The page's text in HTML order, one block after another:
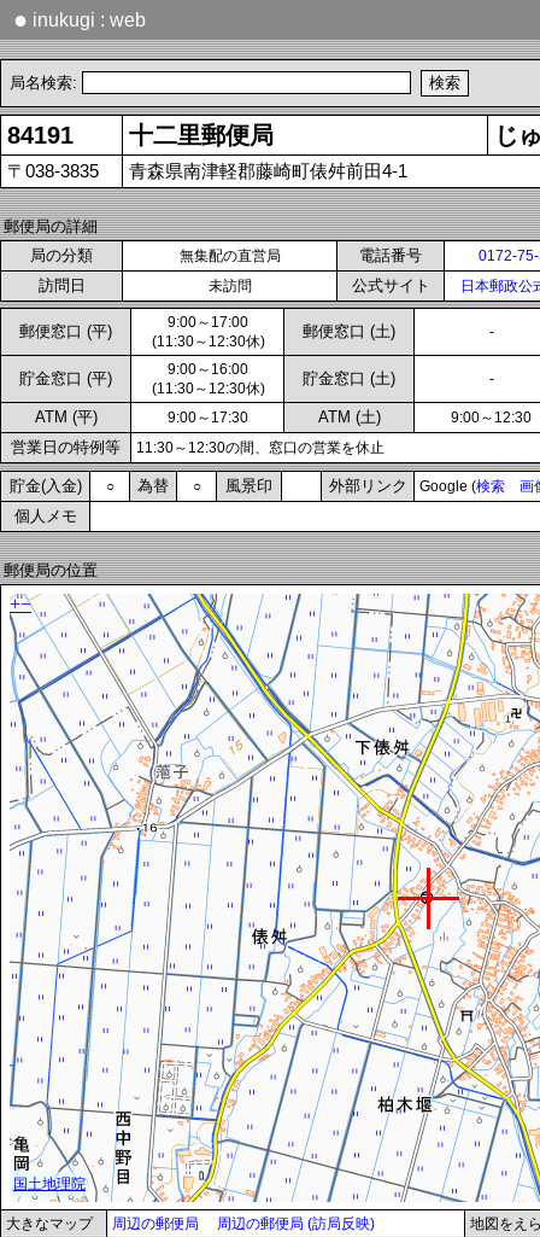
● inukugi : web
局名検索:
84191 十二里郵便局 じ
〒038-3835 青森県南津軽郡藤崎町俵舛前田4-1
郵便局の詳細
局の分類
無集配の直営局 電話番号 0172-
訪問日 未訪問 公式サイト 日本郵政公
郵便窓口 (平)
9:00～17:00
(11:30～12:30休)
郵便窓口 (土) -
貯金窓口 (平)
9:00～16:00
(11:30～12:30休)
貯金窓口 (土) -
ATM (平) 9:00～17:30 ATM (土) 9:00～12:30
営業日の特例等 11:30～12:30の間、窓口の営業を休止
貯金(入金) ○ 為替 ○ 風景印 外部リンク Google (検索 画
個人メモ
郵便局の位置
大きなマップ 周辺の郵便局 周辺の郵便局 (訪局反映) 地図をえ